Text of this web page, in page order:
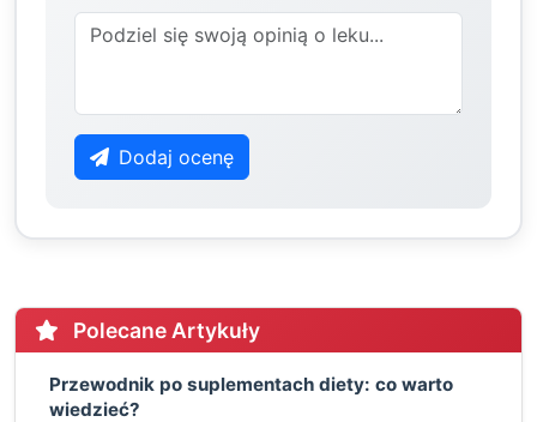
Dodaj ocenę
Polecane Artykuły
Przewodnik po suplementach diety: co warto
wiedzieć?